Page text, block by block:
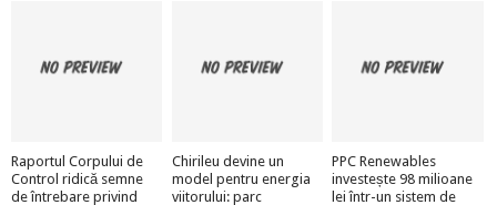
Raportul Corpului de
Control ridică semne
de întrebare privind
Chirileu devine un
model pentru energia
viitorului: parc
PPC Renewables
investește 98 milioane
lei într-un sistem de